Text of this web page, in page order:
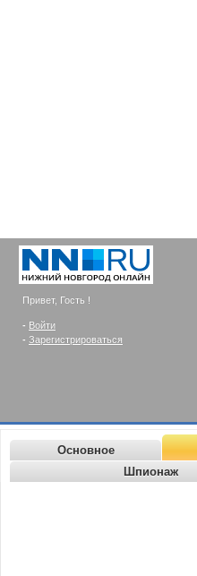
Привет, Гость !
- Войти
- Зарегистрироваться
Основное
Шпионаж